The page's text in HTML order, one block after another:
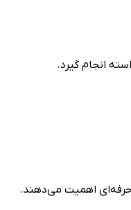
انجام گیرد.
اهمیت می‌دهند.